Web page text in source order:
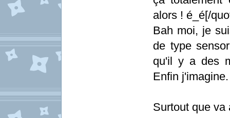
alors ! é_é[/
Bah moi, je
de type
qu'il y a des
Enfin j'imagine.
Surtout que va